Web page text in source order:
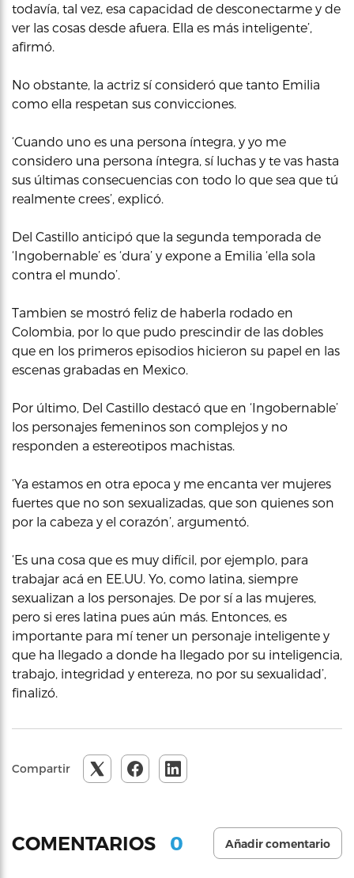
todavía, tal vez, esa capacidad de desconectarme y de
ver las cosas desde afuera. Ella es más inteligente’,
afirmó.
No obstante, la actriz sí consideró que tanto Emilia
como ella respetan sus convicciones.
‘Cuando uno es una persona íntegra, y yo me
considero una persona íntegra, sí luchas y te vas hasta
sus últimas consecuencias con todo lo que sea que tú
realmente crees’, explicó.
Del Castillo anticipó que la segunda temporada de
‘Ingobernable’ es ‘dura’ y expone a Emilia ‘ella sola
contra el mundo’.
Tambien se mostró feliz de haberla rodado en
Colombia, por lo que pudo prescindir de las dobles
que en los primeros episodios hicieron su papel en las
escenas grabadas en Mexico.
Por último, Del Castillo destacó que en ‘Ingobernable’
los personajes femeninos son complejos y no
responden a estereotipos machistas.
‘Ya estamos en otra epoca y me encanta ver mujeres
fuertes que no son sexualizadas, que son quienes son
por la cabeza y el corazón’, argumentó.
‘Es una cosa que es muy difícil, por ejemplo, para
trabajar acá en EE.UU. Yo, como latina, siempre
sexualizan a los personajes. De por sí a las mujeres,
pero si eres latina pues aún más. Entonces, es
importante para mí tener un personaje inteligente y
que ha llegado a donde ha llegado por su inteligencia,
trabajo, integridad y entereza, no por su sexualidad’,
finalizó.
Compartir
COMENTARIOS 0 Añadir comentario